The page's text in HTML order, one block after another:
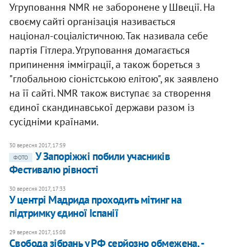
Угруповання NMR не заборонене у Швеції. На
своєму сайті організація називається
націонал-соціалістичною. Так називала себе
партія Гітлера. Угруповання домагається
припинення імміграції, а також бореться з
"глобальною сіоністською елітою", як заявлено
на її сайті. NMR також виступає за створення
єдиної скандинавської держави разом із
сусідніми країнами.
30 вересня 2017, 17:59
ФОТО
У Запоріжжі побили учасників
Фестивалю рівності
30 вересня 2017, 17:33
У центрі Мадрида проходить мітинг на
підтримку єдиної Іспанії
29 вересня 2017, 15:08
Свобода зібрань у РФ серйозно обмежена, -